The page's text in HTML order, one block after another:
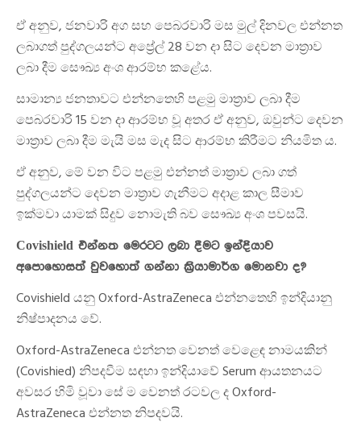
ඒ අනුව, ජනවාරි අග සහ පෙබරවාරි මස මුල් දිනවල එන්නත
ලබාගත් පුද්ගලයන්ට අප්‍රේල් 28 වන දා සිට දෙවන මාත්‍රාව
ලබා දීම සෞඛ්‍ය අංශ ආරම්භ කළේය.
සාමාන්‍ය ජනතාවට එන්නතෙහි පළමු මාත්‍රාව ලබා දීම
පෙබරවාරි 15 වන දා ආරම්භ වූ අතර ඒ අනුව, ඔවුන්ට දෙවන
මාත්‍රාව ලබා දීම මැයි මස මැද සිට ආරම්භ කිරීමට නියමිත ය.
ඒ අනුව, මේ වන විට පළමු එන්නත් මාත්‍රාව ලබා ගත්
පුද්ගලයන්ට දෙවන මාත්‍රාව ගැනීමට අදාළ කාල සීමාව
ඉක්මවා යාමක් සිදුව නොමැති බව සෞඛ්‍ය අංශ පවසයි.
Covishield එන්නත මෙරටට ලබා දීමට ඉන්දියාව
අපොහොසත් වුවහොත් ගන්නා ක්‍රියාමාර්ග මොනවා ද?
Covishield යනු Oxford-AstraZeneca එන්නතෙහි ඉන්දියානු
නිෂ්පාදනය වේ.
Oxford-AstraZeneca එන්නත වෙනත් වෙළෙඳ නාමයකින්
(Covishied) නිපදවීම සඳහා ඉන්දියාවේ Serum ආයතනයට
අවසර හිමි වූවා සේ ම වෙනත් රටවල ද Oxford-
AstraZeneca එන්නත නිපදවයි.